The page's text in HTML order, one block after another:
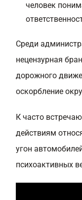
человек
Среди
нецензурная
дорожного
оскорбление
К часто
действиям
угон
психоактивных